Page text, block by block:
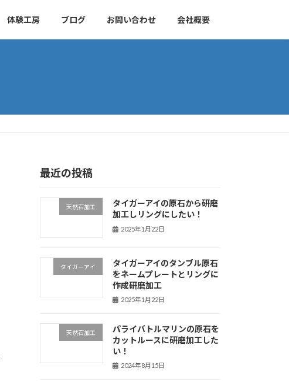
体験工房 ブログ お問い合わせ 会社概要
最近の投稿
天然石加工
タイガーアイの原石から研磨
加工しリングにしたい！
2025年1月22日
タイガーアイ
タイガーアイのタンブル原石
をネームプレートとリングに
作成研磨加工
2025年1月22日
天然石加工
パライバトルマリンの原石を
カットルースに研磨加工した
い！
2024年8月15日